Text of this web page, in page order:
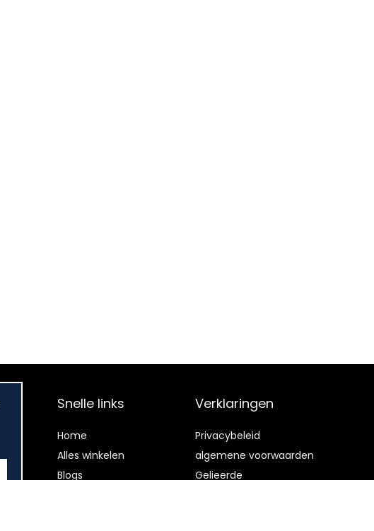
Snelle links
Home
Alles winkelen
Blogs
Verklaringen
Privacybeleid
algemene voorwaarden
Gelieerde